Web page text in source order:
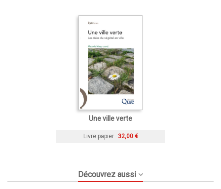
Une ville verte
Livre papier 32,00 €
Découvrez aussi